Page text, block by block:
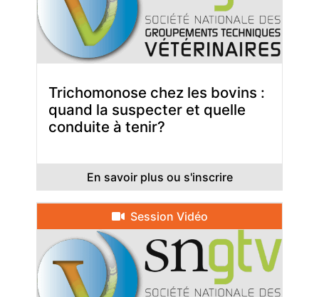
Trichomonose chez les bovins :
quand la suspecter et quelle
conduite à tenir?
En savoir plus ou s'inscrire
Session Vidéo